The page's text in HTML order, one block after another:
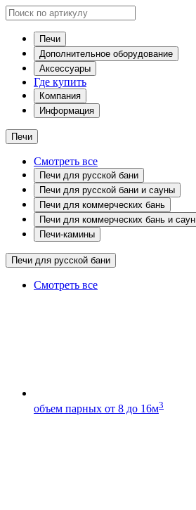
Печи
Дополнительное оборудование
Аксессуары
Где купить
Компания
Информация
Печи
Смотреть все
Печи для русской бани
Печи для русской бани и сауны
Печи для коммерческих бань
Печи для коммерческих бань и саун
Печи-камины
Печи для русской бани
Смотреть все
объем парных от 8 до 16м3